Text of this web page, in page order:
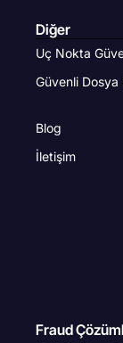
Diğer
Uç Nokta
Güvenli Dosya
Blog
İletişim
Fraud